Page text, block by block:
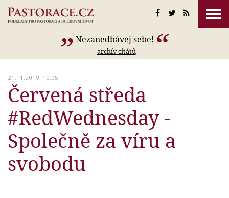
Nezanedbávej sebe!
-archív citátů
21.11.2019, 10:05
Červená středa
#RedWednesday -
Společně za víru a
svobodu